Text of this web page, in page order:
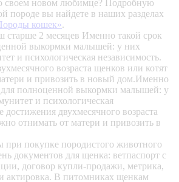
своем новом любимце? Подробную
породе вы найдете в наших разделах
кошек».
старше 2 месяцев Именно такой срок
выкормки малышей: у них
и психологическая независимость.
возраста щенков или котят
и привозить в новый дом.Именно
для полноценной выкормки малышей: у
и психологическая
достижения двухмесячного возраста
отнимать от матери и привозить в
при покупке породистого животного
документов для щенка: ветпаспорт с
договор купли-продажи, метрика,
актировка. В питомниках щенкам